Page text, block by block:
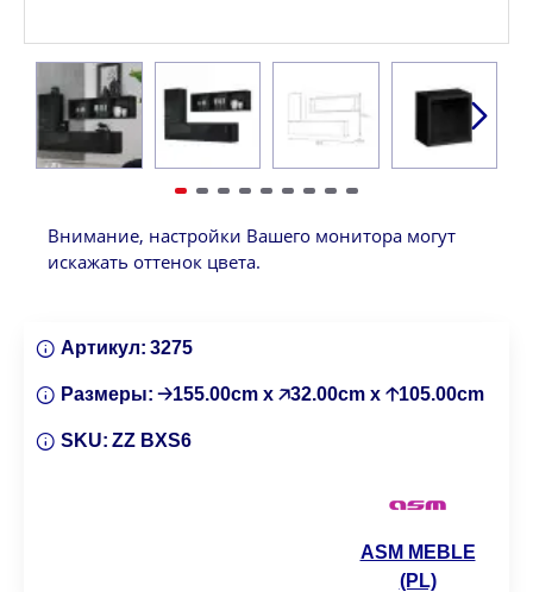
Внимание, настройки Вашего монитора могут
искажать оттенок цвета.
Артикул: 3275
Размеры: 🡢155.00cm x 🡥32.00cm x 🡡105.00cm
SKU: ZZ BXS6
ASM MEBLE
(PL)